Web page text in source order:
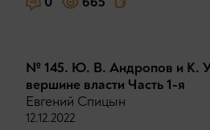
№ 145. Ю. В. Андропов и К.
вершине власти Часть 1-я
Евгений Спицын
12.12.2022